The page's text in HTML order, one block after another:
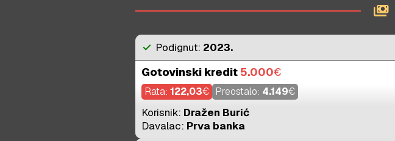
payments
check Podignut: 2023.
Gotovinski kredit5.000€
Rata: 122,03€ Preostalo: 4.149€
Korisnik: Dražen Burić
Davalac: Prva banka